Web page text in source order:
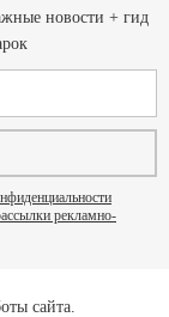
новости + гид
рекламно-
сайта.